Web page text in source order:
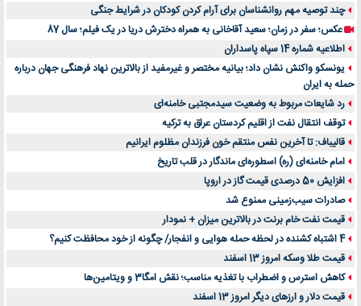
چند توصیه مهم روانشناسان برای آرام کردن کودکان در شرایط جنگی
عکس؛ سفر در زمان؛ سعید آقاخانی به همراه دخترش دریا در یک فیلم؛ سال 87
اطلاعیه شماره 14 سپاه پاسداران
یونسکو واکنش نشان داد؛ بیانیه مختصر و غیرمفید از بالاترین نهاد فرهنگی جهان درباره
حمله به ایران
رد شایعات مربوط به وضعیت سیدمجتبی خامنه‌ای
توقف انتقال نفت از اقلیم کردستان عراق به ترکیه
قالیباف: تا آخرین نفس منتقم خون فرزندان مظلوم ایرانیم
امام خامنه‌ای (ره) اسطوره‌ای ماندگار در قلب تاریخ
افزایش 50 درصدی قیمت گاز در اروپا
صادرات سیب‌زمینی ممنوع شد
قیمت نفت خام برنت در بالاترین میزان + نمودار
4 اشتباه کشنده در لحظه حمله هوایی و انفجار/ چگونه از خود محافظت کنیم؟
قیمت طلا وسکه امروز 13 اسفند
کاهش استرس و اضطراب با تغذیه مناسب؛ نقش امگا3 و ویتامین‌ها
قیمت دلار و ارزهای دیگر امروز 13 اسفند